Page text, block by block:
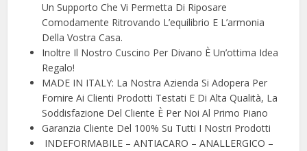
Un Supporto Che Vi Permetta Di Riposare
Comodamente Ritrovando L’equilibrio E L’armonia
Della Vostra Casa.
Inoltre Il Nostro Cuscino Per Divano È Un’ottima Idea
Regalo!
MADE IN ITALY: La Nostra Azienda Si Adopera Per
Fornire Ai Clienti Prodotti Testati E Di Alta Qualità, La
Soddisfazione Del Cliente È Per Noi Al Primo Piano
Garanzia Cliente Del 100% Su Tutti I Nostri Prodotti
️ INDEFORMABILE – ANTIACARO – ANALLERGICO –